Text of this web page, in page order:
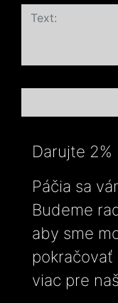
Darujte 2%
Páčia sa
Budeme
aby sme
viac pre